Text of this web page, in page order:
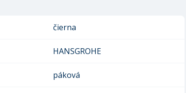
čierna
HANSGROHE
páková